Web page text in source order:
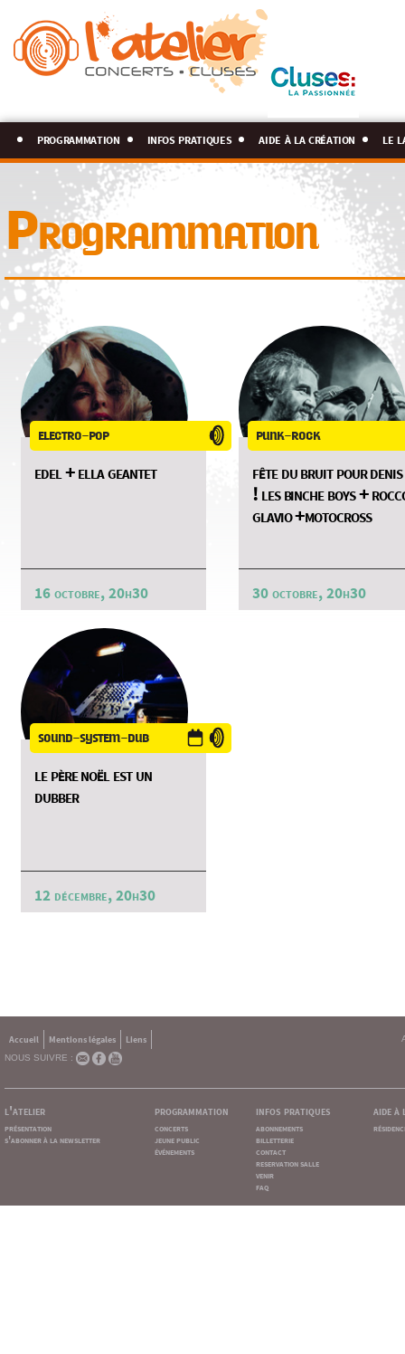
programmation infos pratiques aide à la création le
Programmation
electro-pop
edel + ella geantet
16 octobre, 20h30
punk-rock
fête du bruit pour denis
! les binche boys +
glavio +motocross
30 octobre, 20h30
sound-system-dub
le père noël est un
dubber
12 décembre, 20h30
Accueil Mentions légales
Liens
NOUS SUIVRE :
l'atelier
présentation
s'abonner à la newsletter
programmation
concerts
jeune public
événements
infos pratiques
abonnements
billetterie
contact
reservation salle
venir
faq
aide